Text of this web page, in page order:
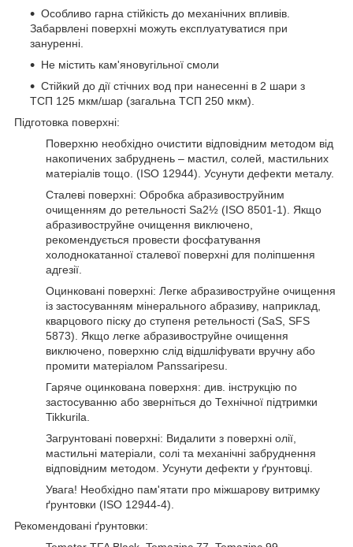
Особливо гарна стійкість до механічних впливів.
Забарвлені поверхні можуть експлуатуватися при
зануренні.
Не містить кам'яновугільної смоли
Стійкий до дії стічних вод при нанесенні в 2 шари з
ТСП 125 мкм/шар (загальна ТСП 250 мкм).
Підготовка поверхні:
Поверхню необхідно очистити відповідним методом від
накопичених забруднень – мастил, солей, мастильних
матеріалів тощо. (ІSO 12944). Усунути дефекти металу.
Сталеві поверхні: Обробка абразивоструйним
очищенням до ретельності Sa2½ (ISO 8501-1). Якщо
абразивоструйне очищення виключено,
рекомендується провести фосфатування
холоднокатанної сталевої поверхні для поліпшення
адгезії.
Оцинковані поверхні: Легке абразивоструйне очищення
із застосуванням мінерального абразиву, наприклад,
кварцового піску до ступеня ретельності (SaS, SFS
5873). Якщо легке абразивоструйне очищення
виключено, поверхню слід відшліфувати вручну або
промити матеріалом Panssaripesu.
Гаряче оцинкована поверхня: див. інструкцію по
застосуванню або зверніться до Технічної підтримки
Tikkurila.
Загрунтовані поверхні: Видалити з поверхні олії,
мастильні матеріали, солі та механічні забруднення
відповідним методом. Усунути дефекти у ґрунтовці.
Увага! Необхідно пам'ятати про міжшарову витримку
ґрунтовки (ISO 12944-4).
Рекомендовані ґрунтовки: